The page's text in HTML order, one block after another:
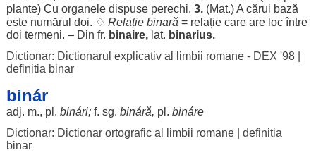
plante) Cu organele dispuse perechi. 3.(Mat.) A cărui bază
este numărul doi. ♢ Relație binară = relațiecare are loc între
doi termeni. – Din fr. binaire, lat. binarius.
Dictionar: Dictionarul explicativ al limbii romane - DEX '98|
definitia binar
binár
adj. m., pl. binári;f. sg. bináră, pl. bináre
Dictionar: Dictionar ortografic al limbii romane| definitia
binar